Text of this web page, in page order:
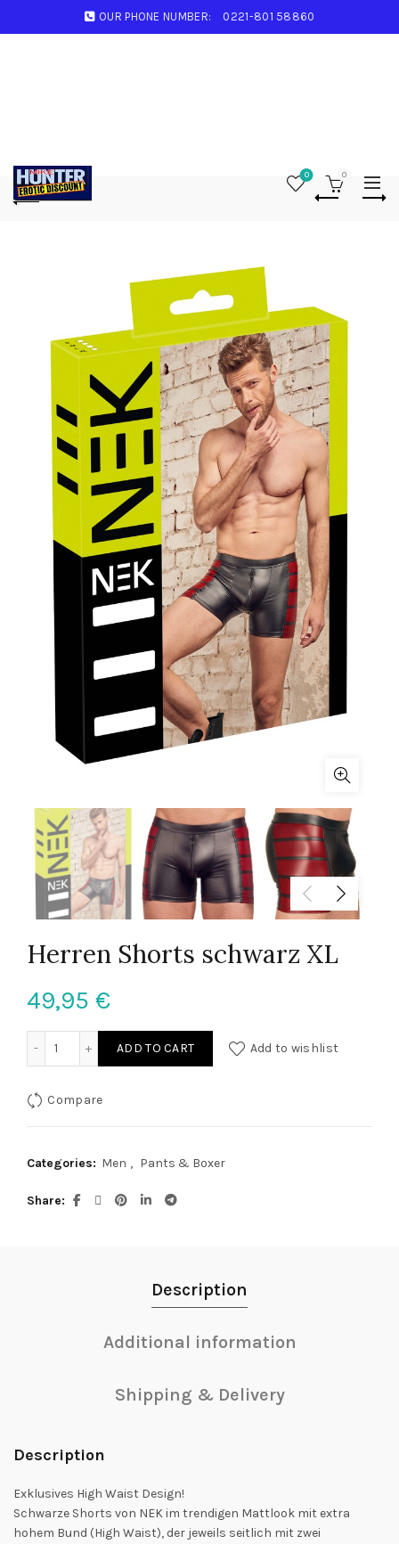
OUR PHONE NUMBER: 0221-801 58860
0 0
Herren Shorts schwarz XL
49,95 €
Herren Shorts schwarz XL quantity
ADD TO CART Add to wishlist
Compare
Categories: Men , Pants & Boxer
Share
Description
Additional information
Shipping & Delivery
Description
Exklusives High Waist Design!
Schwarze Shorts von NEK im trendigen Mattlook mit extra
hohem Bund (High Waist), der jeweils seitlich mit zwei